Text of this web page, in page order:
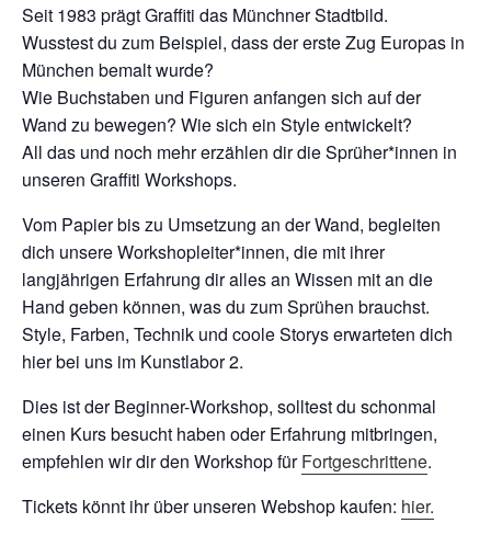
Seit 1983 prägt Graffiti das Münchner Stadtbild.
Wusstest du zum Beispiel, dass der erste Zug Europas in
München bemalt wurde?
Wie Buchstaben und Figuren anfangen sich auf der
Wand zu bewegen? Wie sich ein Style entwickelt?
All das und noch mehr erzählen dir die Sprüher*innen in
unseren Graffiti Workshops.
Vom Papier bis zu Umsetzung an der Wand, begleiten
dich unsere Workshopleiter*innen, die mit ihrer
langjährigen Erfahrung dir alles an Wissen mit an die
Hand geben können, was du zum Sprühen brauchst.
Style, Farben, Technik und coole Storys erwarteten dich
hier bei uns im Kunstlabor 2.
Dies ist der Beginner-Workshop, solltest du schonmal
einen Kurs besucht haben oder Erfahrung mitbringen,
empfehlen wir dir den Workshop fürFortgeschrittene.
Tickets könnt ihr über unseren Webshop kaufen: hier.